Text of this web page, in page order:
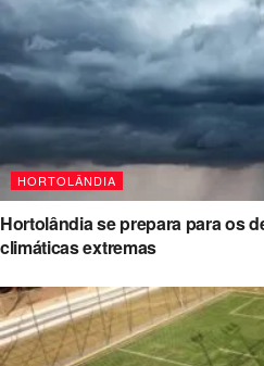
HORTOLÂNDIA
Hortolândia se prepara para os
climáticas extremas